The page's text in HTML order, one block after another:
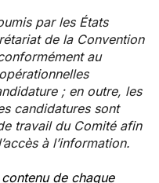
par les États
de la Convention
au
; en outre, les
candidatures sont
travail du Comité afin
à l’information.
de chaque